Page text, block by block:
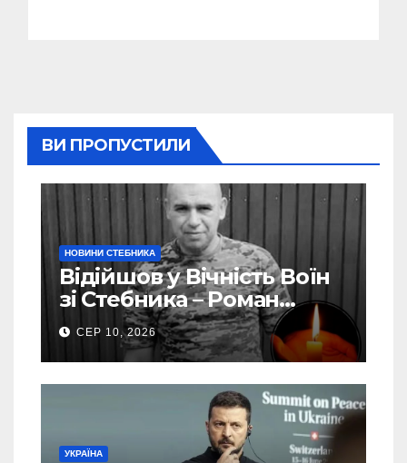
ВИ ПРОПУСТИЛИ
НОВИНИ СТЕБНИКА
Відійшов у Вічність Воїн
зі Стебника – Роман
Кучера
СЕР 10, 2026
УКРАЇНА